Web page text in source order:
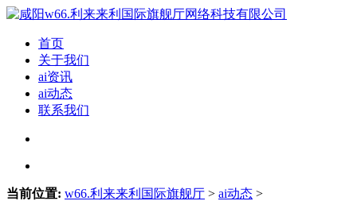
首页
关于我们
ai资讯
ai动态
联系我们
当前位置: w66.利来来利国际旗舰厅 > ai动态 >